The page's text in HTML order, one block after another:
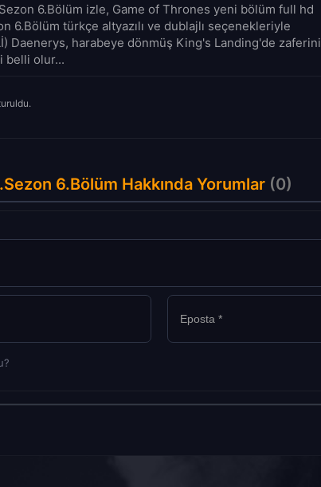
6.Bölüm izle, Game of Thrones yeni bölüm full hd
6.Bölüm türkçe altyazılı ve dublajlı seçenekleriyle
Daenerys, harabeye dönmüş King's Landing'de zaferini
belli olur...
6.Bölüm Hakkında Yorumlar (0)